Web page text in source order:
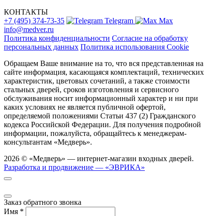
КОНТАКТЫ
+7 (495) 374-73-35
Telegram
Max
info@medver.ru
Политика конфиденциальности Согласие на обработку
персональных данных Политика использования Cookie
Обращаем Ваше внимание на то, что вся представленная на
сайте информация, касающаяся комплектаций, технических
характеристик, цветовых сочетаний, а также стоимости
стальных дверей, сроков изготовления и сервисного
обслуживания носит информационный характер и ни при
каких условиях не является публичной офертой,
определяемой положениями Статьи 437 (2) Гражданского
кодекса Российской Федерации. Для получения подробной
информации, пожалуйста, обращайтесь к менеджерам-
консультантам «Медверь».
2026 © «Медверь» — интернет-магазин входных дверей.
Разработка и продвижение — «ЭВРИКА»
Заказ обратного звонка
Имя *